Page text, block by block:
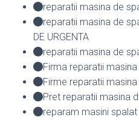
reparatii masina de
reparatii masina de
DE URGENTA
reparatii masina de
Firma reparatii
Firme reparatii
Pret reparatii masina
reparam masini